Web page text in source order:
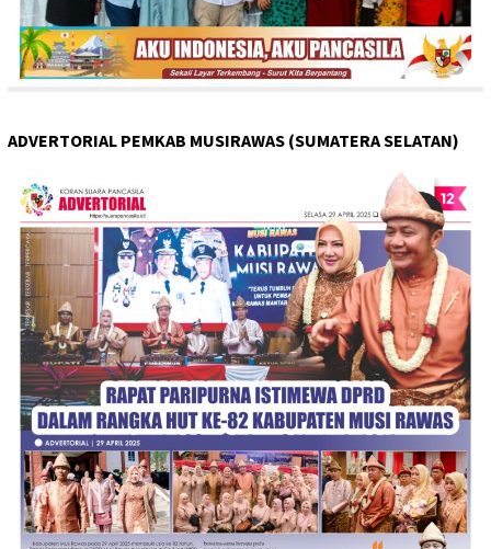
ADVERTORIAL PEMKAB MUSIRAWAS (SUMATERA SELATAN)